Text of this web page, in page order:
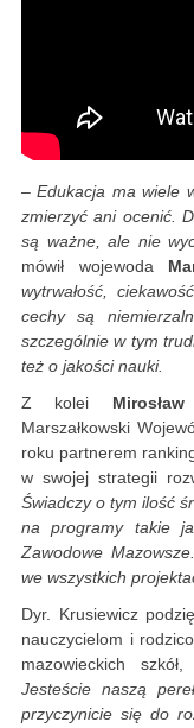
–Edukacja ma wiele
zmierzyć ani ocenić.
są ważne, ale nie
mówił wojewoda
wytrwałość,
cechy są
szczególnie w tym
też o jakości nauki.
Z kolei
Marszałkowski
roku partnerem
w swojej strategii
Świadczy o tym ilość
na programy takie
Zawodowe
we wszystkich
Dyr. Krusiewicz
nauczycielom i
mazowieckich
Jesteście naszą
przyczynicie się do